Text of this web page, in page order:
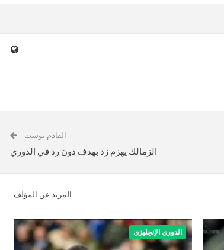
القادم بوست
الزمالك يهزم زد بهدف دون رد في الدوري
المزيد عن المؤلف
الدوري الإنجليزي